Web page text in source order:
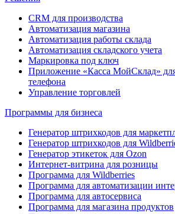
CRM для производства
Автоматизация магазина
Автоматизация работы склада
Автоматизация складского учета
Маркировка под ключ
Приложение «Касса МойСклад»
телефона
Управление торговлей
Программы для бизнеса
Генератор штрихкодов для
Генератор штрихкодов для
Генератор этикеток для Ozon
Интернет-витрина для розницы
Программа для Wildberries
Программа для автоматизации
Программа для автосервиса
Программа для магазина продуктов